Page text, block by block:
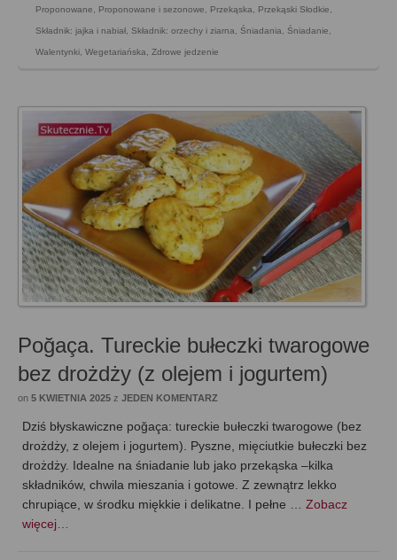
Proponowane, Proponowane i sezonowe, Przekąska, Przekąski Słodkie,
Składnik: jajka i nabiał, Składnik: orzechy i ziarna, Śniadania, Śniadanie,
Walentynki, Wegetariańska, Zdrowe jedzenie
Poğaça. Tureckie bułeczki twarogowe
bez drożdży (z olejem i jogurtem)
on 5 KWIETNIA 2025 z JEDEN KOMENTARZ
Dziś błyskawiczne poğaça: tureckie bułeczki twarogowe (bez
drożdży, z olejem i jogurtem). Pyszne, mięciutkie bułeczki bez
drożdży. Idealne na śniadanie lub jako przekąska –kilka
składników, chwila mieszania i gotowe. Z zewnątrz lekko
chrupiące, w środku miękkie i delikatne. I pełne … Zobacz
więcej…